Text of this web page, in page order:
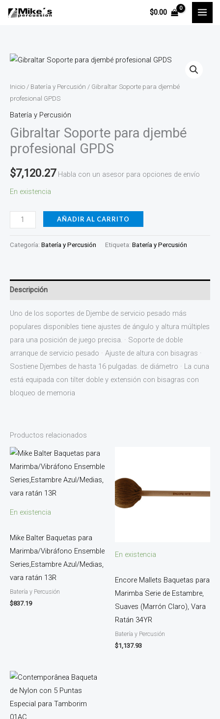
$0.00
Inicio / Batería y Percusión / Gibraltar Soporte para djembé
profesional GPDS
Batería y Percusión
Gibraltar Soporte para djembé
profesional GPDS
$7,120.27 Habla con un asesor para opciones de envío
En existencia
Gibraltar
para
djembé
profesional
GPDS
cantidad
AÑADIR AL CARRITO
Categoría: Batería y Percusión Etiqueta: Batería y Percusión
Descripción
Uno de los soportes de Djembe de servicio pesado más
populares disponibles tiene ajustes de ángulo y altura múltiples
para una posición de juego precisa. · Soporte de doble
arranque de servicio pesado · Ajuste de altura con bisagras ·
Sostiene Djembes de hasta 16 pulgadas. de diámetro · La cuna
está equipada con tilter doble y extensión con bisagras con
bloqueo de memoria
Productos relacionados
En existencia
Mike Balter Baquetas para
Marimba/Vibráfono Ensemble
Series,Estambre Azul/Medias,
vara ratán 13R
Batería y Percusión
$837.19
En existencia
Encore Mallets Baquetas para
Marimba Serie de Estambre,
Suaves (Marrón Claro), Vara
Ratán 34YR
Batería y Percusión
$1,137.93